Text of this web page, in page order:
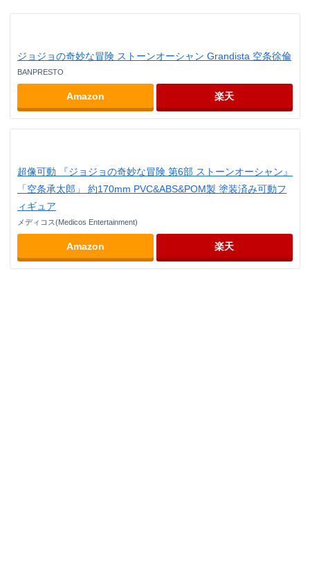
ジョジョの奇妙な冒険 ストーンオーシャン Grandista 空条徐倫
BANPRESTO
Amazon 楽天
超像可動 『ジョジョの奇妙な冒険 第6部 ストーンオーシャン』
「空条承太郎」 約170mm PVC&ABS&POM製 塗装済み可動フ
ィギュア
メディコス(Medicos Entertainment)
Amazon 楽天